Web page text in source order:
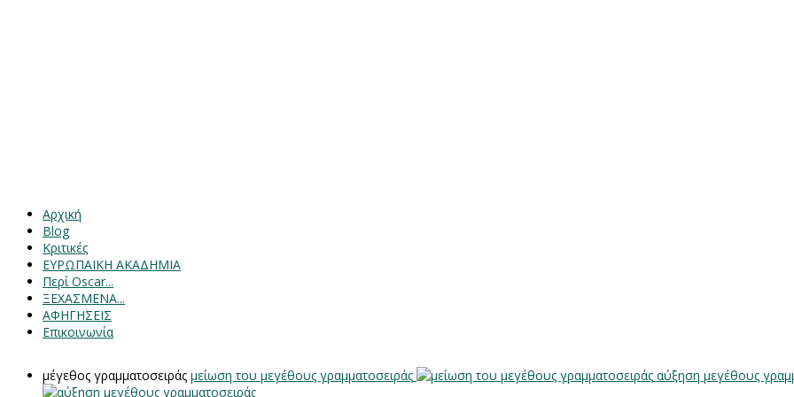
Αρχική
Blog
Κριτικές
ΕΥΡΩΠΑΙΚΗ ΑΚΑΔΗΜΙΑ
Περί Oscar...
ΞΕΧΑΣΜΕΝΑ...
ΑΦΗΓΗΣΕΙΣ
Επικοινωνία
μέγεθος γραμματοσειράς μείωση του μεγέθους γραμματοσειράς
αύξηση μεγέθους